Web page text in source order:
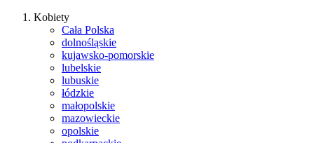
Kobiety
Cała Polska
dolnośląskie
kujawsko-pomorskie
lubelskie
lubuskie
łódzkie
małopolskie
mazowieckie
opolskie